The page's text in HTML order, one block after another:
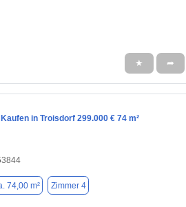
★ ➦
in Troisdorf 299.000 € 74 m²
74,00 m² Zimmer 4